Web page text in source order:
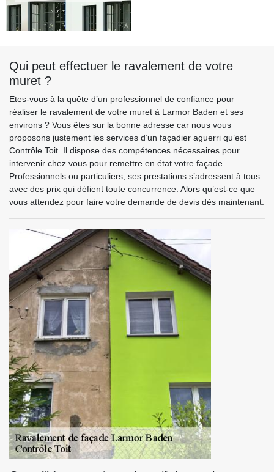
Qui peut effectuer le ravalement de votre
muret ?
Etes-vous à la quête d’un professionnel de confiance pour
réaliser le ravalement de votre muret à Larmor Baden et ses
environs ? Vous êtes sur la bonne adresse car nous vous
proposons justement les services d’un façadier aguerri qu’est
Contrôle Toit. Il dispose des compétences nécessaires pour
intervenir chez vous pour remettre en état votre façade.
Professionnels ou particuliers, ses prestations s’adressent à tous
avec des prix qui défient toute concurrence. Alors qu’est-ce que
vous attendez pour faire votre demande de devis dès maintenant.